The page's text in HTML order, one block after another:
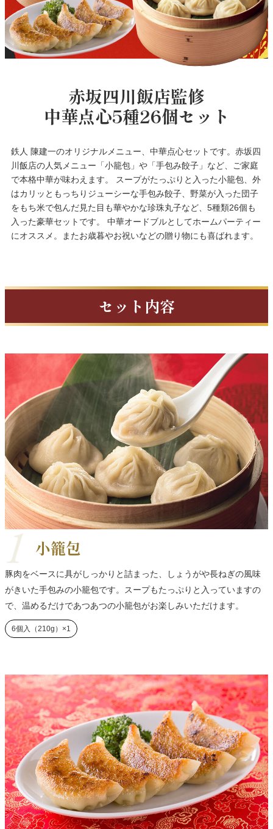
赤坂四川飯店監修
中華点心5種26個セット
鉄人 陳建一のオリジナルメニュー、中華点心セットです。赤坂四
川飯店の人気メニュー「小籠包」や「手包み餃子」など、ご家庭
で本格中華が味わえます。 スープがたっぷりと入った小籠包、外
はカリッともっちりジューシーな手包み餃子、野菜が入った団子
をもち米で包んだ見た目も華やかな珍珠丸子など、5種類26個も
入った豪華セットです。 中華オードブルとしてホームパーティー
にオススメ。またお歳暮やお祝いなどの贈り物にも喜ばれます。
セット内容
小籠包
豚肉をベースに具がしっかりと詰まった、しょうがや長ねぎの風味
がきいた手包みの小籠包です。スープもたっぷりと入っていますの
で、温めるだけであつあつの小籠包がお楽しみいただけます。
6個入（210g）×1